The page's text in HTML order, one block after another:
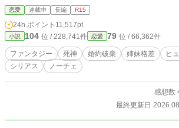
されていた。 両親の必死に看病や、“婚約者の献身的なサポート”のおかげで、日
常生活が送れるようになるまで回復した。 だが……。運命とは残酷である。 ル
ビアの元に死神から知らせが届く。 十六歳の誕生日、ルビアの魂は天に還る、
と。 美しい愛しているルビア。 失いたくない。殺されてなるものか。 それぞれ
のルビアを大切に思う想いが、一つの選択をさせた。 生まれてくる価値のなか
った、醜いスカーレットを代わりに殺そう、と。 これは彼女が死ぬ前と死んだ
後の、少しの物語。
恋愛 連載中 長編 R15
24h.ポイント 11,517pt
小説 104 位 / 228,741件 恋愛 79 位 / 66,362件
ファンタジー 死神 婚約破棄 姉妹格差
ヒ
シリアス
ノーチェ
感想数
最終更新日